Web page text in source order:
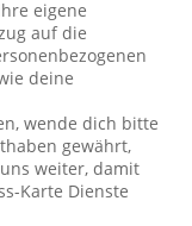
eigene
auf die
deine
wende dich bitte
gewährt,
weiter, damit
Karte Dienste